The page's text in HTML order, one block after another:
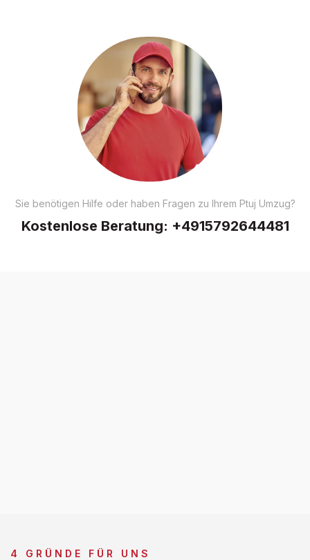
Sie benötigen Hilfe oder haben Fragen zu Ihrem Ptuj Umzug?
Kostenlose Beratung: +4915792644481
4 GRÜNDE FÜR UNS